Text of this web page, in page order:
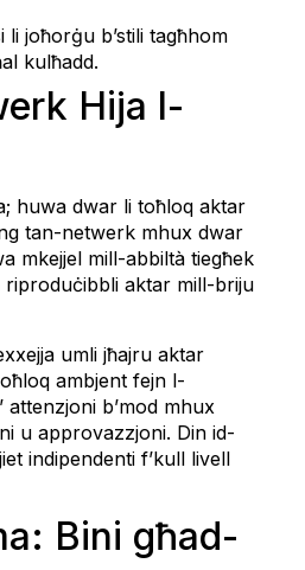
joħorġu b’stili tagħhom
kulħadd.
Hija l-
huwa dwar li toħloq aktar
tan-netwerk mhux dwar
mkejjel mill-abbiltà tiegħek
riproduċibbli aktar mill-briju
umli jħajru aktar
ambjent fejn l-
b’mod mhux
u approvazzjoni. Din id-
indipendenti f’kull livell
Bini għad-